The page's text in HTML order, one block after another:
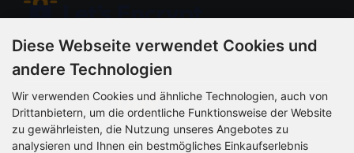
Zahlungsmethoden
Diese Webseite verwendet Cookies und
andere Technologien
Wir verwenden Cookies und ähnliche Technologien, auch von
Drittanbietern, um die ordentliche Funktionsweise der Website
zu gewährleisten, die Nutzung unseres Angebotes zu
analysieren und Ihnen ein bestmögliches Einkaufserlebnis